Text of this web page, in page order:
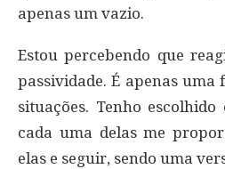
apenas um vazio.
Estou percebendo que
passividade. É apenas
situações. Tenho
cada uma delas me
elas e seguir, sendo uma